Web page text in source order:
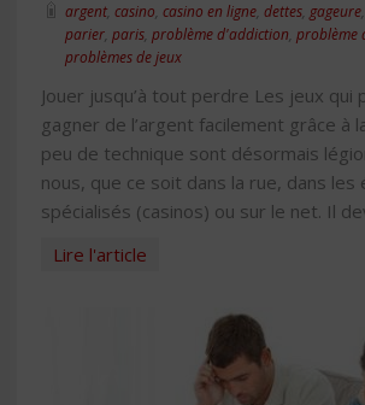
argent casino casino en ligne dettes gageure
parier paris problème d'addiction problème
problèmes de jeux
Jouer jusqu’à tout perdre Les jeux
gagner de l’argent facilement grâce à
peu de technique sont désormais
nous, que ce soit dans la rue, dans
spécialisés (casinos) ou sur le net. Il
Lire l'article